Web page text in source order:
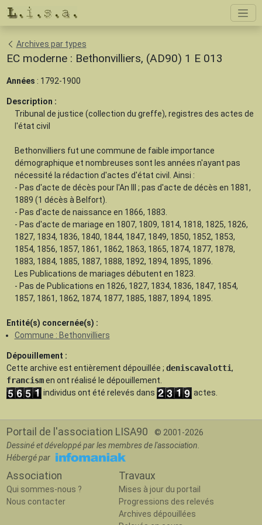
Archives par types
EC moderne : Bethonvilliers, (AD90) 1 E 013
Années : 1792-1900
Description :
Tribunal de justice (collection du greffe), registres des actes de
l'état civil
Bethonvilliers fut une commune de faible importance
démographique et nombreuses sont les années n'ayant pas
nécessité la rédaction d'actes d'état civil. Ainsi :
- Pas d'acte de décès pour l'An III ; pas d'acte de décès en 1881,
1889 (1 décès à Belfort).
- Pas d'acte de naissance en 1866, 1883.
- Pas d'acte de mariage en 1807, 1809, 1814, 1818, 1825, 1826,
1827, 1834, 1836, 1840, 1844, 1847, 1849, 1850, 1852, 1853,
1854, 1856, 1857, 1861, 1862, 1863, 1865, 1874, 1877, 1878,
1883, 1884, 1885, 1887, 1888, 1892, 1894, 1895, 1896.
Les Publications de mariages débutent en 1823.
- Pas de Publications en 1826, 1827, 1834, 1836, 1847, 1854,
1857, 1861, 1862, 1874, 1877, 1885, 1887, 1894, 1895.
Entité(s) concernée(s) :
Commune : Bethonvilliers
Dépouillement :
Cette archive est entièrement dépouillée ; deniscavalotti,
francismen ont réalisé le dépouillement.
individus ont été relevés dans
actes.
Portail de l'association LISA90
© 2001-2026
Dessiné et développé par les membres de l'association.
Hébergé par
Association
Qui sommes-nous ?
Nous contacter
Travaux
Mises à jour du portail
Progressions des relevés
Archives dépouillées